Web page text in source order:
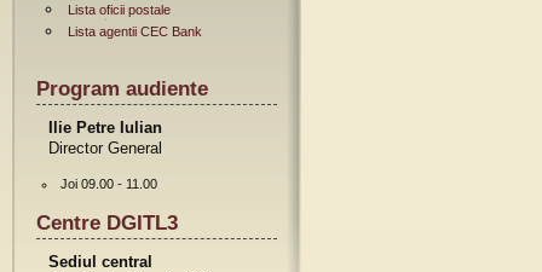
Lista oficii postale
Lista agentii CEC Bank
Program audiente
Ilie Petre Iulian
Director General
Joi 09.00 - 11.00
Centre DGITL3
Sediul central